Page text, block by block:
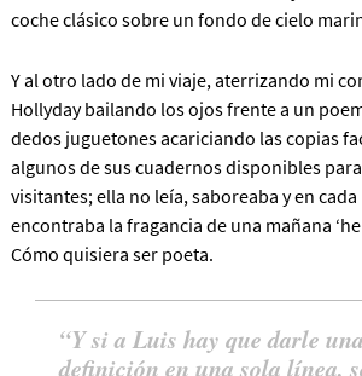
coche clásico sobre un fondo de cielo
Y al otro lado de mi viaje, aterrizando mi
Hollyday bailando los ojos frente a un
dedos juguetones acariciando las copias
algunos de sus cuadernos disponibles
visitantes; ella no leía, saboreaba y en
encontraba la fragancia de una mañana
Cómo quisiera ser poeta.
Y si a Luis hay que darle una
definición en una sola línea,